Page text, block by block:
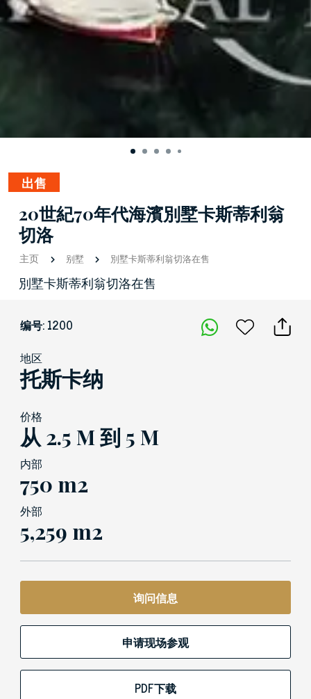
出售
20世紀70年代海濱別墅卡斯蒂利翁
切洛
主页 别墅 別墅卡斯蒂利翁切洛在售
別墅卡斯蒂利翁切洛在售
编号: 1200
地区
托斯卡纳
价格
从 2.5 M 到 5 M
内部
750 m2
外部
5,259 m2
询问信息
申请现场参观
PDF下载